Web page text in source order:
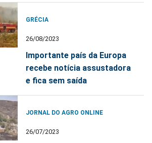
GRÉCIA
26/08/2023
Importante país da Europa
recebe notícia assustadora
e fica sem saída
JORNAL DO AGRO ONLINE
26/07/2023